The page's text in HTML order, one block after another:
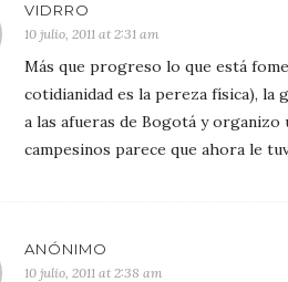
VIDRRO
10 julio, 2011 at 2:31 am
Más que progreso lo que está
cotidianidad es la pereza física), la
a las afueras de Bogotá y organizo
campesinos parece que ahora le
ANÓNIMO
10 julio, 2011 at 2:38 am